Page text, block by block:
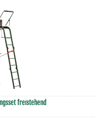
freistehend